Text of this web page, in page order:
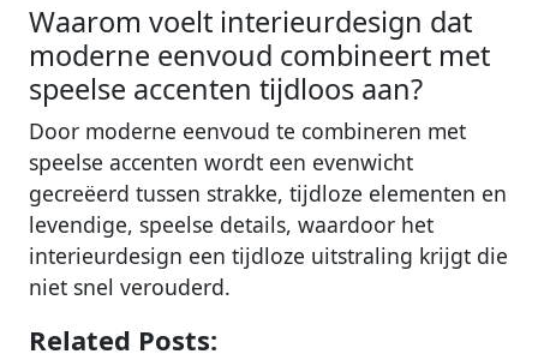
Waarom voelt interieurdesign dat
moderne eenvoud combineert met
speelse accenten tijdloos aan?
Door moderne eenvoud te combineren met
speelse accenten wordt een evenwicht
gecreëerd tussen strakke, tijdloze elementen en
levendige, speelse details, waardoor het
interieurdesign een tijdloze uitstraling krijgt die
niet snel verouderd.
Related Posts: